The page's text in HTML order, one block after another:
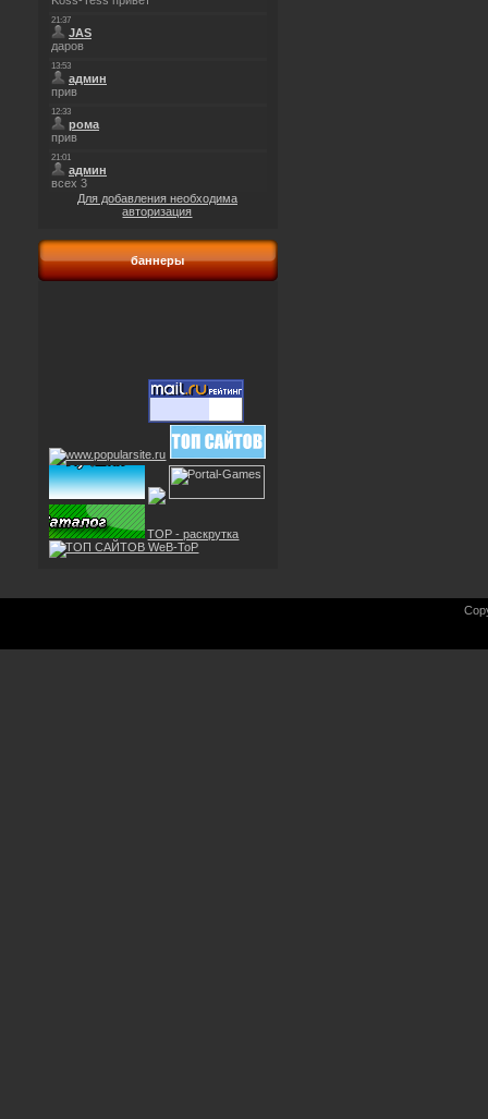
Для добавления необходима
авторизация
баннеры
TOP - раскрутка